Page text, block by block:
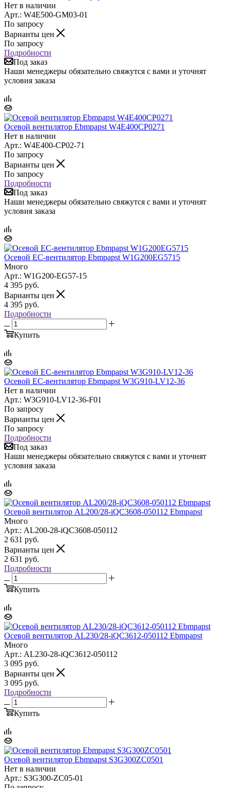
Нет в наличии
Арт.: W4E500-GM03-01
По запросу
Варианты цен
По запросу
Подробности
Под заказ
Наши менеджеры обязательно свяжутся с вами и уточнят
условия заказа
Осевой вентилятор Ebmpapst W4E400CP0271
Нет в наличии
Арт.: W4E400-CP02-71
По запросу
Варианты цен
По запросу
Подробности
Под заказ
Наши менеджеры обязательно свяжутся с вами и уточнят
условия заказа
Осевой ЕС-вентилятор Ebmpapst W1G200EG5715
Много
Арт.: W1G200-EG57-15
4 395 руб.
Варианты цен
4 395 руб.
Подробности
Купить
Осевой ЕС-вентилятор Ebmpapst W3G910-LV12-36
Нет в наличии
Арт.: W3G910-LV12-36-F01
По запросу
Варианты цен
По запросу
Подробности
Под заказ
Наши менеджеры обязательно свяжутся с вами и уточнят
условия заказа
Осевой вентилятор AL200/28-iQC3608-050112 Ebmpapst
Много
Арт.: AL200-28-iQC3608-050112
2 631 руб.
Варианты цен
2 631 руб.
Подробности
Купить
Осевой вентилятор AL230/28-iQC3612-050112 Ebmpapst
Много
Арт.: AL230-28-iQC3612-050112
3 095 руб.
Варианты цен
3 095 руб.
Подробности
Купить
Осевой вентилятор Ebmpapst S3G300ZC0501
Нет в наличии
Арт.: S3G300-ZC05-01